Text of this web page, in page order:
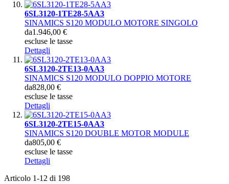
6SL3120-1TE28-5AA3
SINAMICS S120 MODULO MOTORE SINGOLO
da1.946,00 €
escluse le tasse
Dettagli
6SL3120-2TE13-0AA3
SINAMICS S120 MODULO DOPPIO MOTORE
da828,00 €
escluse le tasse
Dettagli
6SL3120-2TE15-0AA3
SINAMICS S120 DOUBLE MOTOR MODULE
da805,00 €
escluse le tasse
Dettagli
Articolo 1-12 di 198